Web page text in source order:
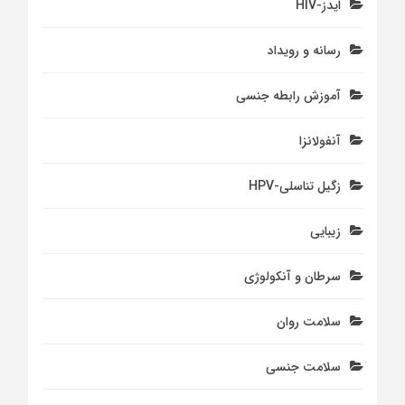
ایدز-HIV
رسانه و رویداد
آموزش رابطه جنسی
آنفولانزا
زگیل تناسلی-HPV
زیبایی
سرطان و آنکولوژی
سلامت روان
سلامت جنسی